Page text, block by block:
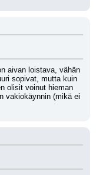
aivan loistava, vähän
sopivat, mutta kuin
olisit voinut hieman
vakiokäynnin (mikä ei